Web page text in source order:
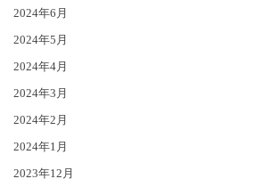
2024年6月
2024年5月
2024年4月
2024年3月
2024年2月
2024年1月
2023年12月